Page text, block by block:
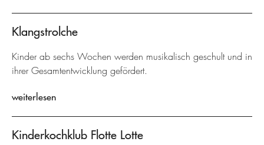
Klangstrolche
Kinder ab sechs Wochen werden musikalisch geschult und in
ihrer Gesamtentwicklung gefördert.
weiterlesen
Kinderkochklub Flotte Lotte